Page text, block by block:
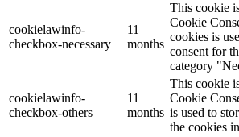
cookielawinfo-
checkbox-necessary
11
months
This cookie
Cookie
cookies is
consent for
category
cookielawinfo-
checkbox-others
11
months
This cookie
Cookie
is used to
the cookies